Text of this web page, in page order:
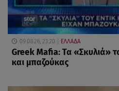
09.08.26, 23:20 ΕΛΛΑΔΑ
Greek Mafia: Τα «Σκυλιά»
και μπαζούκας